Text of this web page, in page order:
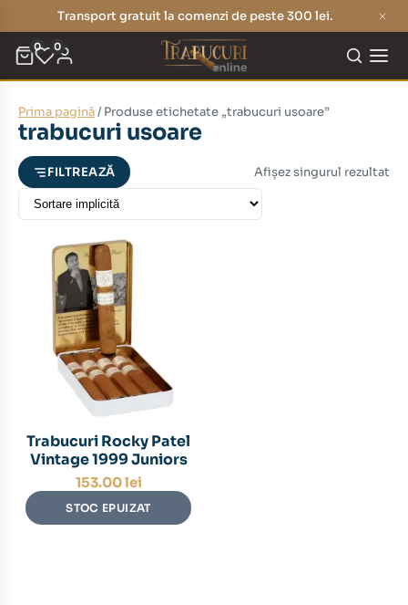
Transport gratuit la comenzi de peste 300 lei.
0 0
Prima pagină/ Produse etichetate „trabucuri usoare”
trabucuri usoare
FILTREAZĂ Afișez singurul rezultat
Trabucuri Rocky Patel
Vintage 1999 Juniors
153.00lei
STOC EPUIZAT